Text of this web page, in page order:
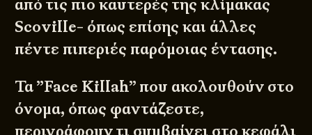
από τις πιο καυτερές της κλίμακας
Scoville- όπως επίσης και άλλες
πέντε πιπεριές παρόμοιας έντασης.
Τα ”Face Killah” που ακολουθούν στο
όνομα, όπως φαντάζεστε,